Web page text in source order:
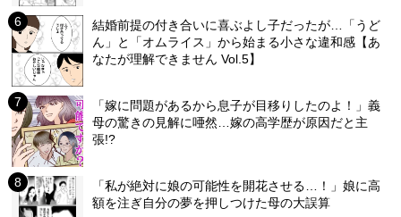
結婚前提の付き合いに喜ぶよし子だったが…「うど
ん」と「オムライス」から始まる小さな違和感【あ
なたが理解できません Vol.5】
「嫁に問題があるから息子が目移りしたのよ！」義
母の驚きの見解に唖然…嫁の高学歴が原因だと主
張!?
「私が絶対に娘の可能性を開花させる…！」娘に高
額を注ぎ自分の夢を押しつけた母の大誤算